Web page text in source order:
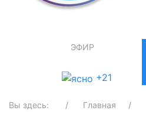
ЭФИР
+21
Вы здесь: Главная